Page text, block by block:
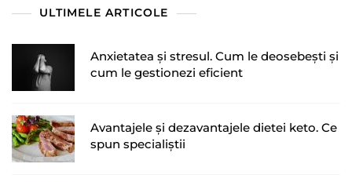
ULTIMELE ARTICOLE
Anxietatea și stresul. Cum le deosebești și
cum le gestionezi eficient
Avantajele și dezavantajele dietei keto. Ce
spun specialiștii